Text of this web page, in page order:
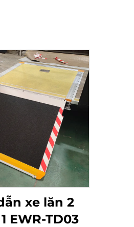
xe lăn 2
EWR-TD03